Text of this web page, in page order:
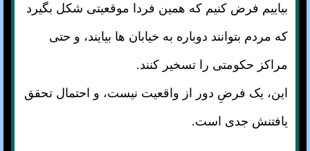
بیاییم فرض کنیم که همین فردا موقعیتی شکل بگیرد
که مردم بتوانند دوباره به خیابان ها بیایند، و حتی
مراکز حکومتی را تسخیر کنند.
این، یک فرضِ دور از واقعیت نیست، و احتمال تحقق
یافتنش جدی است.